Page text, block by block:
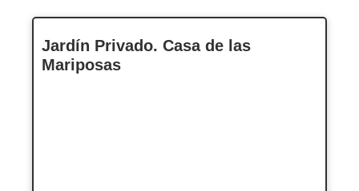
Jardín Privado. Casa de las
Mariposas